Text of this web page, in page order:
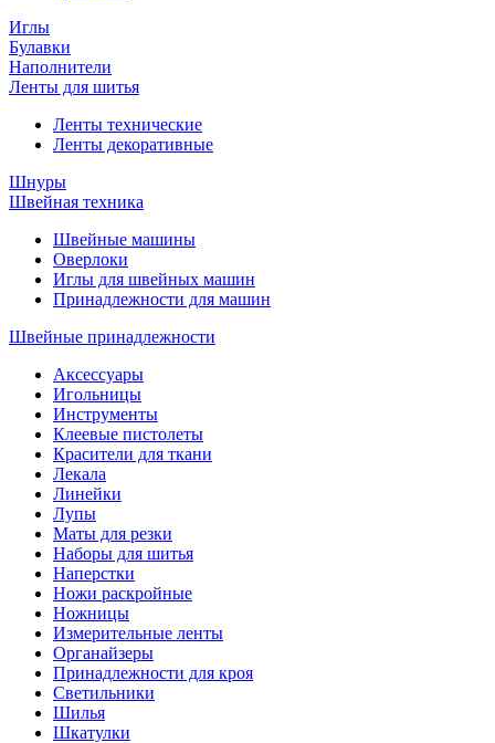
Иглы
Булавки
Наполнители
Ленты для шитья
Ленты технические
Ленты декоративные
Шнуры
Швейная техника
Швейные машины
Оверлоки
Иглы для швейных машин
Принадлежности для машин
Швейные принадлежности
Аксессуары
Игольницы
Инструменты
Клеевые пистолеты
Красители для ткани
Лекала
Линейки
Лупы
Маты для резки
Наборы для шитья
Наперстки
Ножи раскройные
Ножницы
Измерительные ленты
Органайзеры
Принадлежности для кроя
Светильники
Шилья
Шкатулки